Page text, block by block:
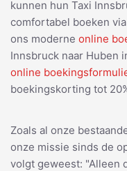
kunnen hun Taxi
comfortabel boeken
ons moderne online
Innsbruck naar Huben
online
boekingskorting tot
Zoals al onze
onze missie sinds de
volgt geweest: "Alleen